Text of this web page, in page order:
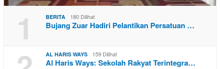
1 BERITA 180 Dilihat
Bujang Zuar Hadiri Pelantikan Persatuan …
AL HARIS WAYS 159 Dilihat
Al Haris Ways: Sekolah Rakyat Terintegra…